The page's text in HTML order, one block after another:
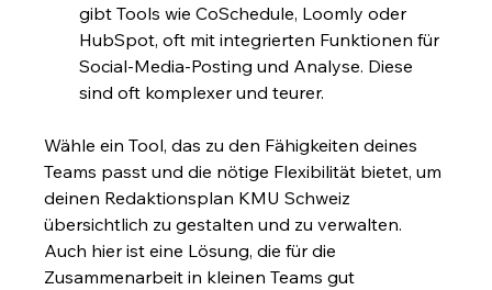
gibt Tools wie CoSchedule, Loomly oder
HubSpot, oft mit integrierten Funktionen für
Social-Media-Posting und Analyse. Diese
sind oft komplexer und teurer.
Wähle ein Tool, das zu den Fähigkeiten deines
Teams passt und die nötige Flexibilität bietet, um
deinen Redaktionsplan KMU Schweiz
übersichtlich zu gestalten und zu verwalten.
Auch hier ist eine Lösung, die für die
Zusammenarbeit in kleinen Teams gut